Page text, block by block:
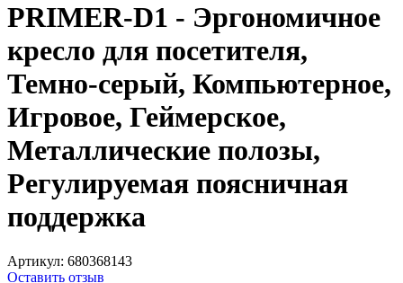
PRIMER-D1 - Эргономичное
кресло для посетителя,
Темно-серый, Компьютерное,
Игровое, Геймерское,
Металлические полозы,
Регулируемая поясничная
поддержка
Артикул: 680368143
Оставить отзыв